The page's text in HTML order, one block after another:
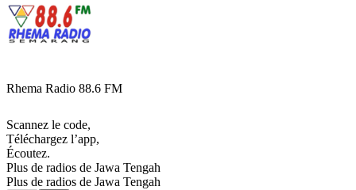
Rhema Radio 88.6 FM
Scannez le code,
Téléchargez l’app,
Écoutez.
Plus de radios de Jawa Tengah
Plus de radios de Jawa Tengah